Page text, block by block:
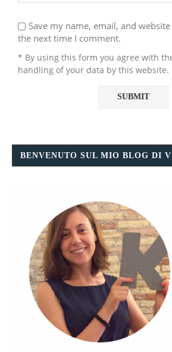
Save my name, email, and
the next time I comment.
* By using this form you agree with
handling of your data by this website.
BENVENUTO SUL MIO BLOG DI